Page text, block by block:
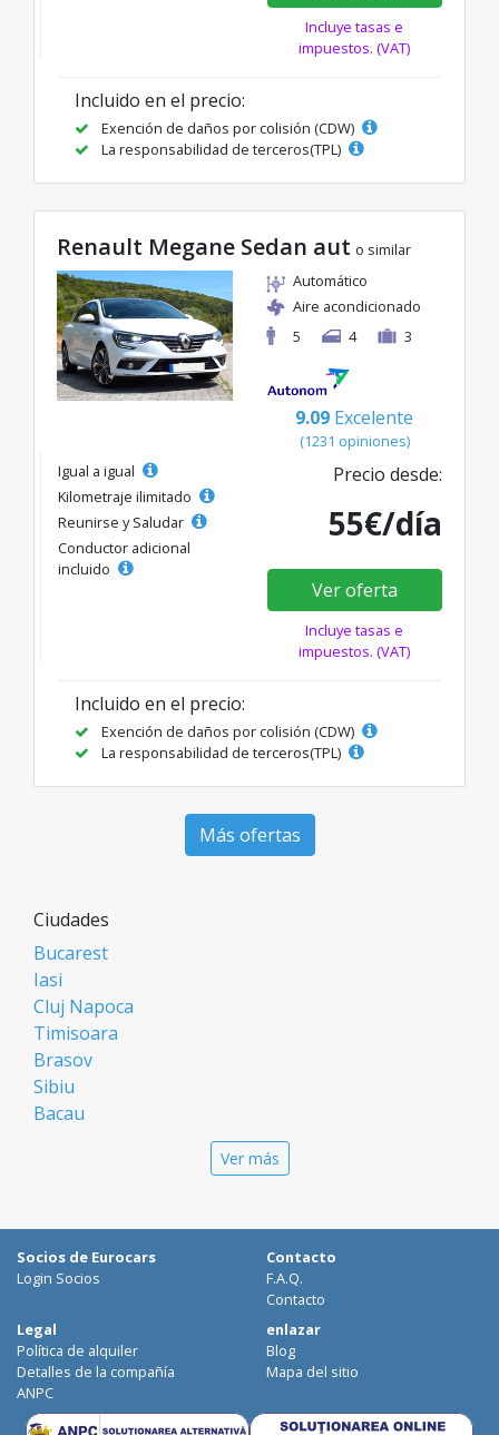
Incluye tasas e
impuestos. (VAT)
Incluido en el precio:
Exención de daños por colisión (CDW)
La responsabilidad de terceros(TPL)
Renault Megane Sedan aut o similar
Automático
Aire acondicionado
5
4 3
9.09 Excelente
(1231 opiniones)
Igual a igual
Kilometraje ilimitado
Reunirse y Saludar
Conductor adicional
incluido
Precio desde:
55€/día
Ver oferta
Incluye tasas e
impuestos. (VAT)
Incluido en el precio:
Exención de daños por colisión (CDW)
La responsabilidad de terceros(TPL)
Más ofertas
Ciudades
Bucarest
Iasi
Cluj Napoca
Timisoara
Brasov
Sibiu
Bacau
Galati
Suceava
Focsani
Targoviste
Ploiesti
Craiova
Ver más
Socios de Eurocars
Login Socios
Contacto
F.A.Q.
Contacto
Legal
Política de alquiler
Detalles de la compañía
ANPC
enlazar
Blog
Mapa del sitio